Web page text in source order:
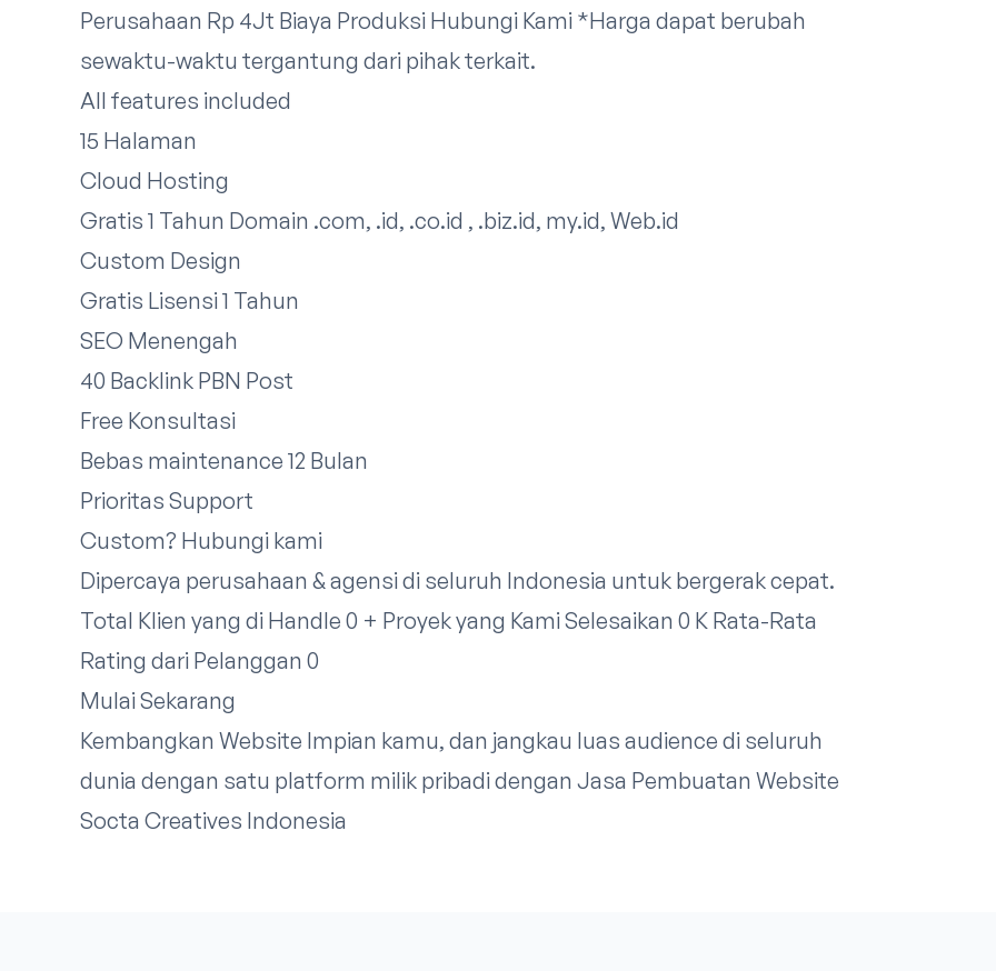
Perusahaan Rp 4Jt Biaya Produksi Hubungi Kami *Harga dapat berubah
sewaktu-waktu tergantung dari pihak terkait.​
All features included
15 Halaman
Cloud Hosting
Gratis 1 Tahun Domain .com, .id, .co.id , .biz.id, my.id, Web.id
Custom Design
Gratis Lisensi 1 Tahun
SEO Menengah
40 Backlink PBN Post
Free Konsultasi
Bebas maintenance 12 Bulan
Prioritas Support
Custom? Hubungi kami
Dipercaya perusahaan & agensi di seluruh Indonesia untuk bergerak cepat.
Total Klien yang di Handle 0 + Proyek yang Kami Selesaikan 0 K Rata-Rata
Rating dari Pelanggan 0
Mulai Sekarang
Kembangkan Website Impian kamu, dan jangkau luas audience di seluruh
dunia dengan satu platform milik pribadi dengan Jasa Pembuatan Website
Socta Creatives Indonesia